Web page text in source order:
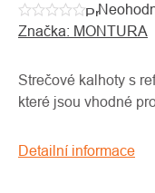
Průměrné
hodnocení
je
0,0
5
Značka: MONTURA
Strečové kalhoty s
které jsou vhodné
Detailní informace